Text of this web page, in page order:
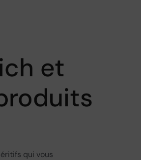
et
qui vous